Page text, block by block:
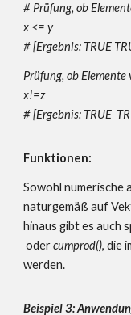
# Prüfung, ob
x <= y
#[Ergebnis: TRUE
Prüfung, ob Elemente
x!=z
#[Ergebnis: TRUE
Funktionen:
Sowohl numerische
naturgemäß auf
hinaus gibt es auch
odercumprod(), die
werden.
Beispiel 3: